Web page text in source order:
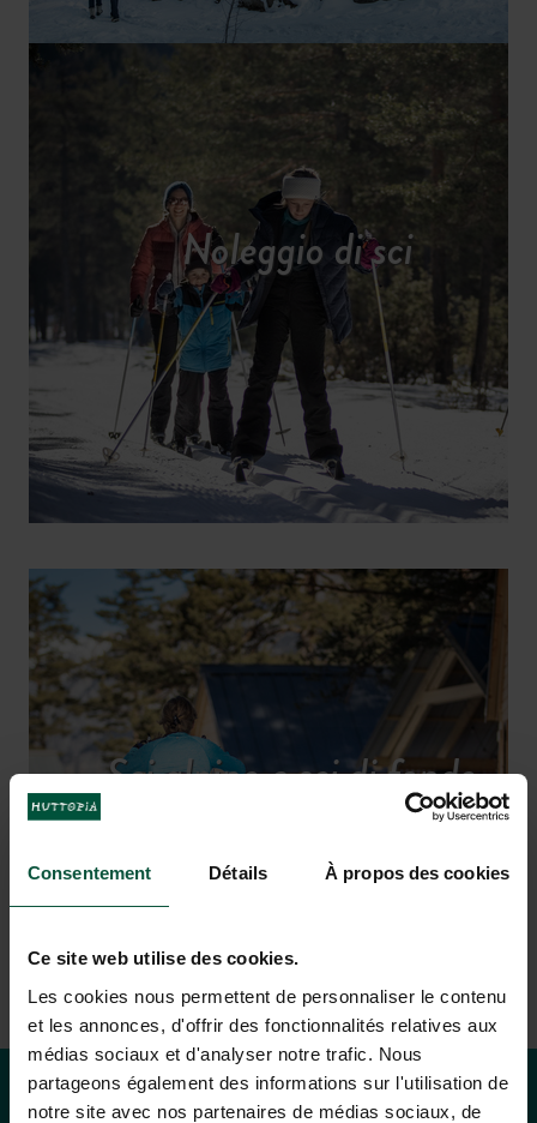
Consentement Détails À propos des cookies
Ce site web utilise des cookies.
Les cookies nous permettent de personnaliser le contenu
et les annonces, d'offrir des fonctionnalités relatives aux
médias sociaux et d'analyser notre trafic. Nous
partageons également des informations sur l'utilisation de
notre site avec nos partenaires de médias sociaux, de
Noleggio di sci
Sci alpino e sci di fondo,